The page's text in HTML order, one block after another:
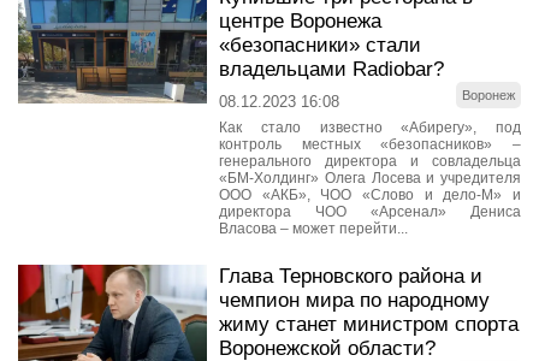
центре Воронежа
«безопасники» стали
владельцами Radiobar?
Воронеж
08.12.2023 16:08
Как стало известно «Абирегу», под
контроль местных «безопасников» –
генерального директора и совладельца
«БМ-Холдинг» Олега Лосева и учредителя
ООО «АКБ», ЧОО «Слово и дело-М» и
директора ЧОО «Арсенал» Дениса
Власова – может перейти...
Глава Терновского района и
чемпион мира по народному
жиму станет министром спорта
Воронежской области?